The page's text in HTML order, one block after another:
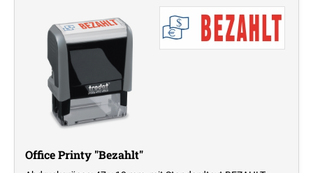
Office Printy "Bezahlt"